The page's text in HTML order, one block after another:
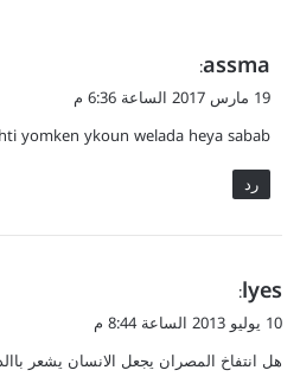
ي
ق
ل
assma
:
19 مارس 2017 الساعة 6:36 م
yomken ykoun welada heya sabab
رد
ي
ق
ل
lyes
:
10 يوليو 2013 الساعة 8:44 م
هل انتفاخ المصران يجعل الانسان يشعر